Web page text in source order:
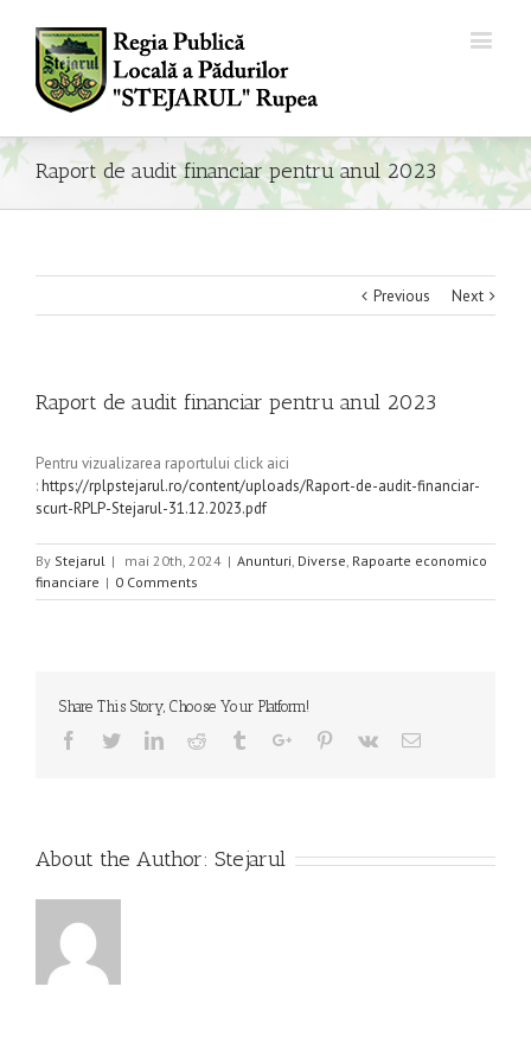
Raport de audit financiar pentru anul 2023
Previous Next
Raport de audit financiar pentru anul 2023
Pentru vizualizarea raportului click aici
:https://rplpstejarul.ro/content/uploads/Raport-de-audit-financiar-
scurt-RPLP-Stejarul-31.12.2023.pdf
By Stejarul | mai 20th, 2024 | Anunturi, Diverse, Rapoarte economico
financiare | 0 Comments
Share This Story, Choose Your Platform!
Facebook
TwitterLinkedinReddit TumblrGoogle+Pinterest
Vk Email
About the Author: Stejarul